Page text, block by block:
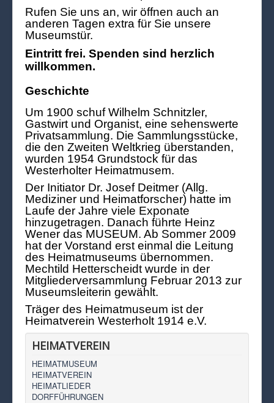
Rufen Sie uns an, wir öffnen auch an
anderen Tagen extra für Sie unsere
Museumstür.
Eintritt frei. Spenden sind herzlich
willkommen.
Geschichte
Um 1900 schuf Wilhelm Schnitzler,
Gastwirt und Organist, eine sehenswerte
Privatsammlung. Die Sammlungsstücke,
die den Zweiten Weltkrieg überstanden,
wurden 1954 Grundstock für das
Westerholter Heimatmusem.
Der Initiator Dr. Josef Deitmer (Allg.
Mediziner und Heimatforscher) hatte im
Laufe der Jahre viele Exponate
hinzugetragen. Danach führte Heinz
Wener das MUSEUM. Ab Sommer 2009
hat der Vorstand erst einmal die Leitung
des Heimatmuseums übernommen.
Mechtild Hetterscheidt wurde in der
Mitgliederversammlung Februar 2013 zur
Museumsleiterin gewählt.
Träger des Heimatmuseum ist der
Heimatverein Westerholt 1914 e.V.
HEIMATVEREIN
HEIMATMUSEUM
HEIMATVEREIN
HEIMATLIEDER
DORFFÜHRUNGEN